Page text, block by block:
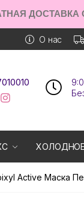
ДОСТАВКА
О нас
Active Маска